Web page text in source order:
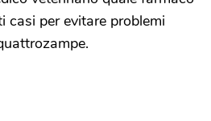
casi per evitare problemi